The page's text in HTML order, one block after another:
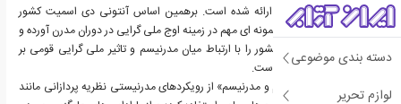
دسته بندی موضوعی
لوازم تحریر
ناسیونالیسم و مدرنیسم ارائه شده است. برهمین اساس آنتونی دی اسمیت کشور
شوروی سابق را به عنوان نمونه ای مهم در زمینه اوج ملی گرایی در دوران مدرن آورده و
سپس تجزیه شدن این کشور را با ارتباط میان مدرنیسم و تاثیر ملی گرایی قومی بر
ناسیونالیسم بررسی کرده است.
نویسنده در «ناسیونالیسم و مدرنیسم» از رویکردهای مدرنیستی نظریه پردازانی مانند